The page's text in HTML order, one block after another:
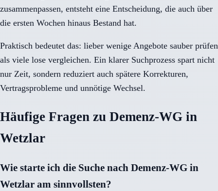
zusammenpassen, entsteht eine Entscheidung, die auch über
die ersten Wochen hinaus Bestand hat.
Praktisch bedeutet das: lieber wenige Angebote sauber prüfen
als viele lose vergleichen. Ein klarer Suchprozess spart nicht
nur Zeit, sondern reduziert auch spätere Korrekturen,
Vertragsprobleme und unnötige Wechsel.
Häufige Fragen zu Demenz-WG in
Wetzlar
Wie starte ich die Suche nach Demenz-WG in
Wetzlar am sinnvollsten?